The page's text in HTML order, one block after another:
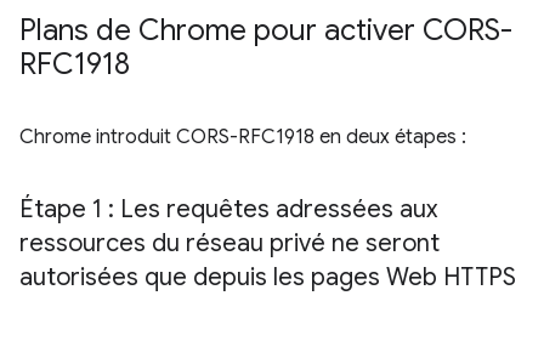
Plans de Chrome pour activer CORS-
RFC1918
Chrome introduit CORS-RFC1918 en deux étapes :
Étape 1 : Les requêtes adressées aux
ressources du réseau privé ne seront
autorisées que depuis les pages Web HTTPS